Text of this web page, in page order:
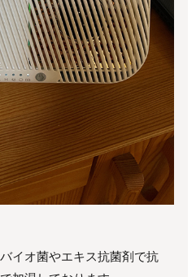
イオ菌やエキス抗菌剤で抗